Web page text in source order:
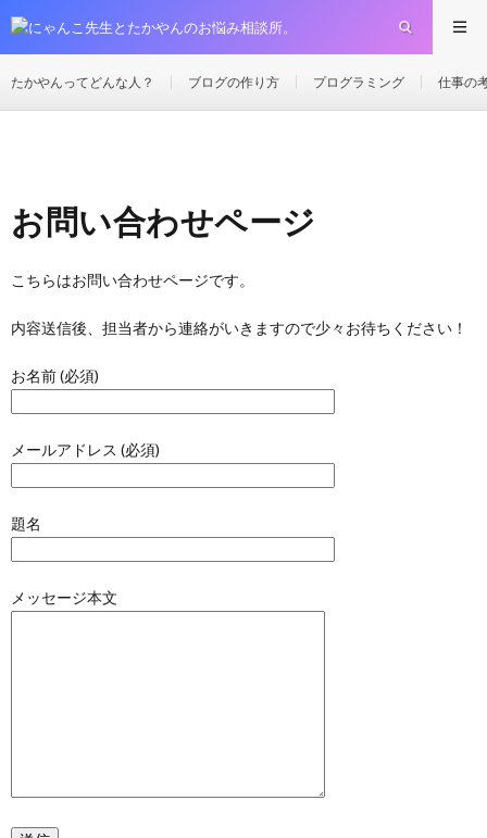
たかやんってどんな人？ ブログの作り方 プログラミング 仕事の
HOME お問い合わせページ
お問い合わせページ
こちらはお問い合わせページです。
内容送信後、担当者から連絡がいきますので少々お待ちください！
お名前 (必須)
メールアドレス (必須)
題名
メッセージ本文